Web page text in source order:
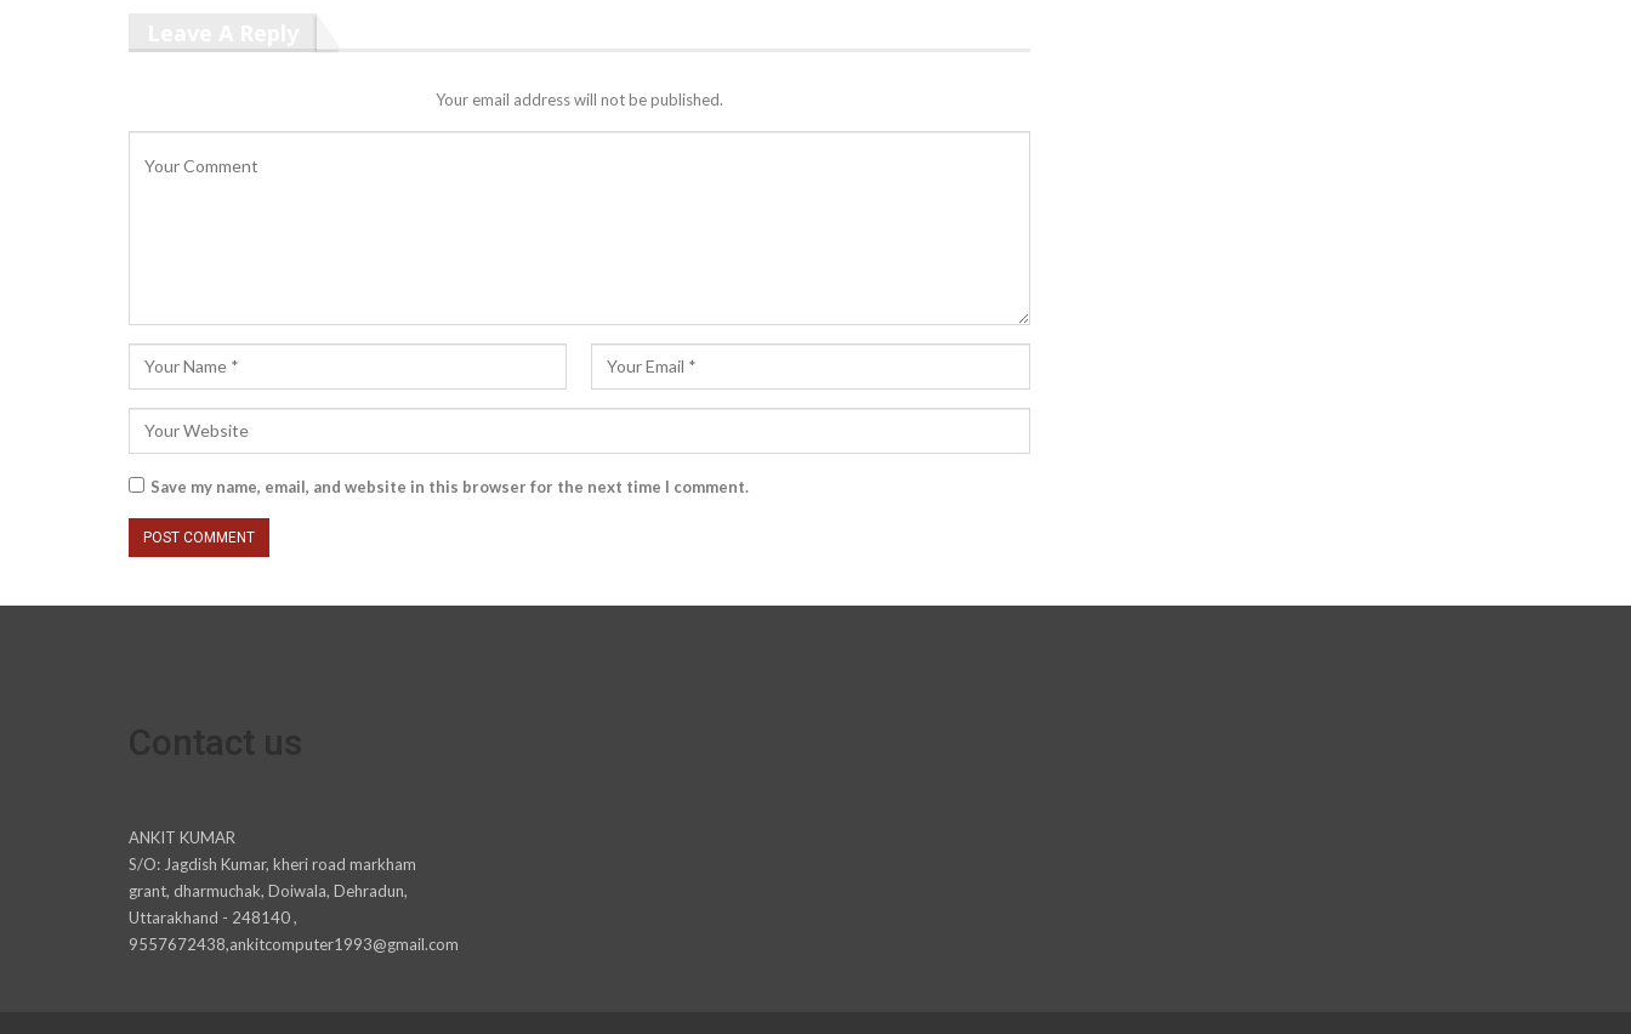
Your email address will not be published.
Save my name, email, and website in this browser for the next time I comment.
ANKIT KUMAR
S/O: Jagdish Kumar, kheri road markham
grant, dharmuchak, Doiwala, Dehradun,
Uttarakhand - 248140 ,
9557672438,ankitcomputer1993@gmail.com